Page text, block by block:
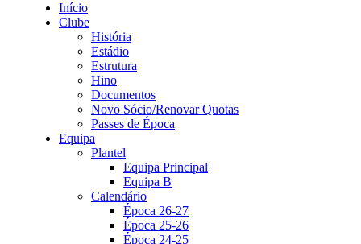
Início
Clube
História
Estádio
Estrutura
Hino
Documentos
Novo Sócio/Renovar Quotas
Passes de Época
Equipa
Plantel
Equipa Principal
Equipa B
Calendário
Época 26-27
Época 25-26
Época 24-25